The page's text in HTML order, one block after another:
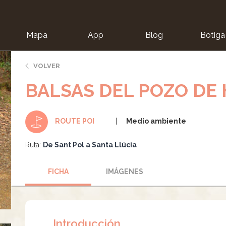
Mapa App Blog Botiga
VOLVER
BALSAS DEL POZO DE
ROUTE POI Medio ambiente
Ruta: De Sant Pol a Santa Llúcia
FICHA IMÁGENES